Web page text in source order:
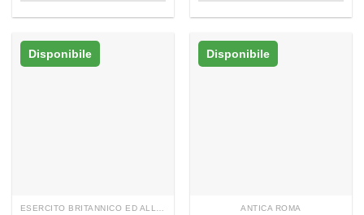
Disponibile Disponibile
ANTICA ROMA